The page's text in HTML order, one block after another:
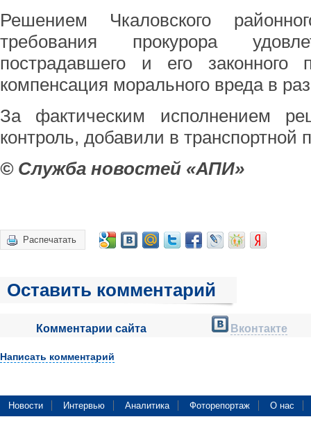
Решением Чкаловского
требования прокурора
пострадавшего и его законного
компенсация морального вреда в
За фактическим исполнением
контроль, добавили в транспортной
© Служба новостей «АПИ»
Распечатать
Оставить комментарий
Комментарии сайта Вконтакте
Написать комментарий
Новости Интервью Аналитика Фоторепортаж О нас